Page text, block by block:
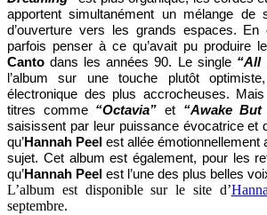
apportent simultanément un mélange de
d’ouverture vers les grands espaces. En
parfois penser à ce qu’avait pu produire
Canto dans les années 90. Le single “All
l’album sur une touche plutôt
électronique des plus accrocheuses.
titres comme “Octavia” et “Awake
saisissent par leur puissance évocatrice et
qu’Hannah Peel est allée émotionnellement
sujet. Cet album est également, pour les
qu’Hannah Peel est l’une des plus belles
L’album est disponible sur le site d’
septembre.